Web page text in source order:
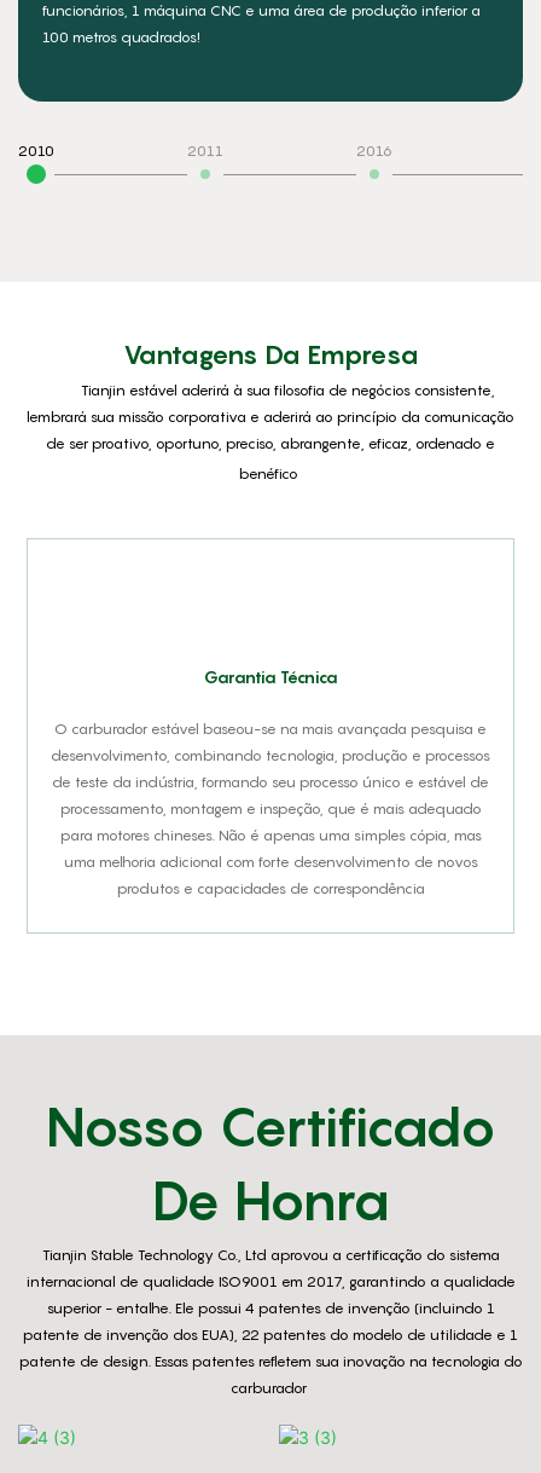
funcionários, 1 máquina CNC e uma área de produção inferior a
100 metros quadrados!
2010 2011 2016
Vantagens Da Empresa
Tianjin estável aderirá à sua filosofia de negócios consistente,
lembrará sua missão corporativa e aderirá ao princípio da comunicação
de ser proativo, oportuno, preciso, abrangente, eficaz, ordenado e
benéfico
Garantia Técnica
O carburador estável baseou-se na mais avançada pesquisa e
desenvolvimento, combinando tecnologia, produção e processos
de teste da indústria, formando seu processo único e estável de
processamento, montagem e inspeção, que é mais adequado
para motores chineses. Não é apenas uma simples cópia, mas
uma melhoria adicional com forte desenvolvimento de novos
produtos e capacidades de correspondência
Nosso Certificado
De Honra
Tianjin Stable Technology Co., Ltd aprovou a certificação do sistema
internacional de qualidade ISO9001 em 2017, garantindo a qualidade
superior - entalhe. Ele possui 4 patentes de invenção (incluindo 1
patente de invenção dos EUA), 22 patentes do modelo de utilidade e 1
patente de design. Essas patentes refletem sua inovação na tecnologia do
carburador